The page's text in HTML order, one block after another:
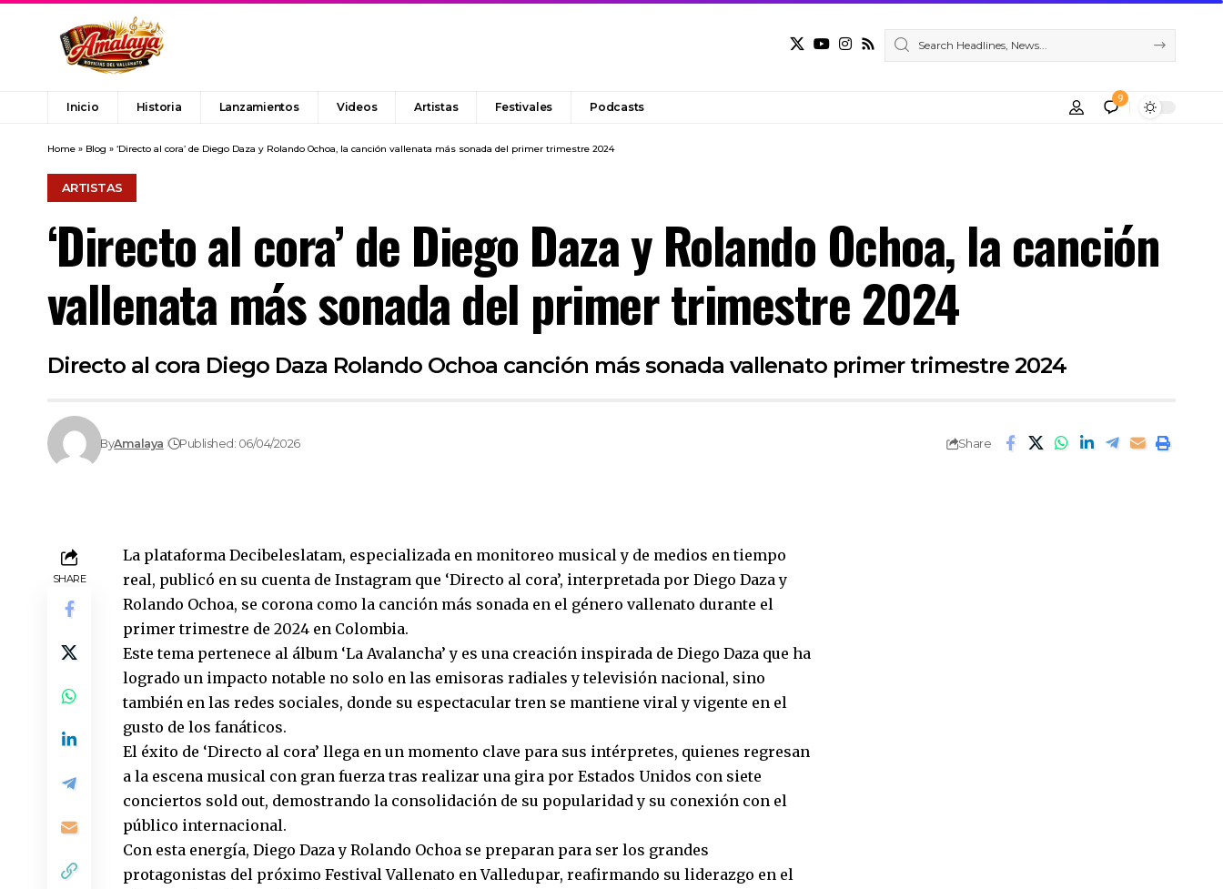
Inicio Historia Lanzamientos Videos Artistas Festivales Podcasts
9
Home » Blog » ‘Directo al cora’ de Diego Daza y Rolando Ochoa, la canción vallenata más sonada del primer trimestre 2024
ARTISTAS
‘Directo al cora’ de Diego Daza y Rolando Ochoa, la canción
vallenata más sonada del primer trimestre 2024
Directo al cora Diego Daza Rolando Ochoa canción más sonada vallenato primer trimestre 2024
ByAmalaya Published: 06/04/2026 Share
SHARE
La plataforma Decibeleslatam, especializada en monitoreo musical y de medios en tiempo
real, publicó en su cuenta de Instagram que ‘Directo al cora’, interpretada por Diego Daza y
Rolando Ochoa, se corona como la canción más sonada en el género vallenato durante el
primer trimestre de 2024 en Colombia.
Este tema pertenece al álbum ‘La Avalancha’ y es una creación inspirada de Diego Daza que ha
logrado un impacto notable no solo en las emisoras radiales y televisión nacional, sino
también en las redes sociales, donde su espectacular tren se mantiene viral y vigente en el
gusto de los fanáticos.
El éxito de ‘Directo al cora’ llega en un momento clave para sus intérpretes, quienes regresan
a la escena musical con gran fuerza tras realizar una gira por Estados Unidos con siete
conciertos sold out, demostrando la consolidación de su popularidad y su conexión con el
público internacional.
Con esta energía, Diego Daza y Rolando Ochoa se preparan para ser los grandes
protagonistas del próximo Festival Vallenato en Valledupar, reafirmando su liderazgo en el